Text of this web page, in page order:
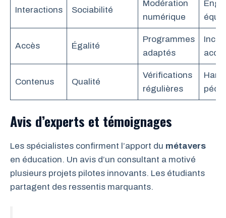
Interactions Sociabilité
Modération
numérique
Accès Égalité
Programmes
adaptés
Contenus Qualité
Vérifications
régulières
Avis d’experts et témoignages
Les spécialistes confirment l’apport du métavers
en éducation. Un avis d’un consultant a motivé
plusieurs projets pilotes innovants. Les étudiants
partagent des ressentis marquants.